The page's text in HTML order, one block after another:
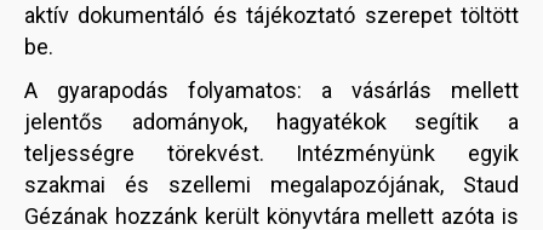
aktív dokumentáló és tájékoztató szerepet töltött
be.
A gyarapodás folyamatos: a vásárlás mellett
jelentős adományok, hagyatékok segítik a
teljességre törekvést. Intézményünk egyik
szakmai és szellemi megalapozójának, Staud
Gézának hozzánk került könyvtára mellett azóta is